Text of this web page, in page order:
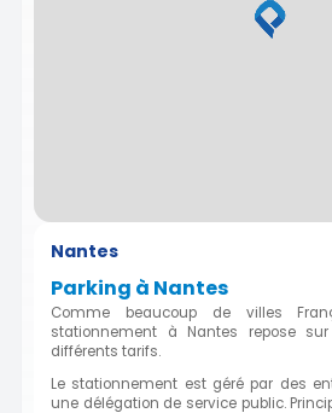
Nantes
Parking à Nantes
Comme beaucoup de villes
stationnement à Nantes repose
différents tarifs.
Le stationnement est géré par des
une délégation de service public.